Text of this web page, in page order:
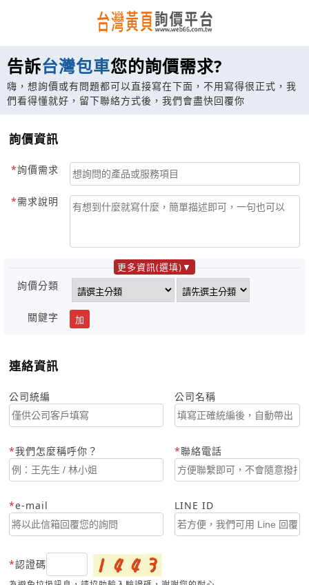
告訴台灣包車您的詢價需求?
嗨，想詢價或有問題都可以直接寫在下面，不用寫得很正式，我
們看得懂就好，留下聯絡方式後，我們會盡快回覆你
詢價資訊
詢價需求
需求說明
更多資訊(選填)
詢價分類
關鍵字 加
連絡資訊
公司統編 公司名稱
我們怎麼稱呼你？ 聯絡電話
e-mail LINE ID
認證碼